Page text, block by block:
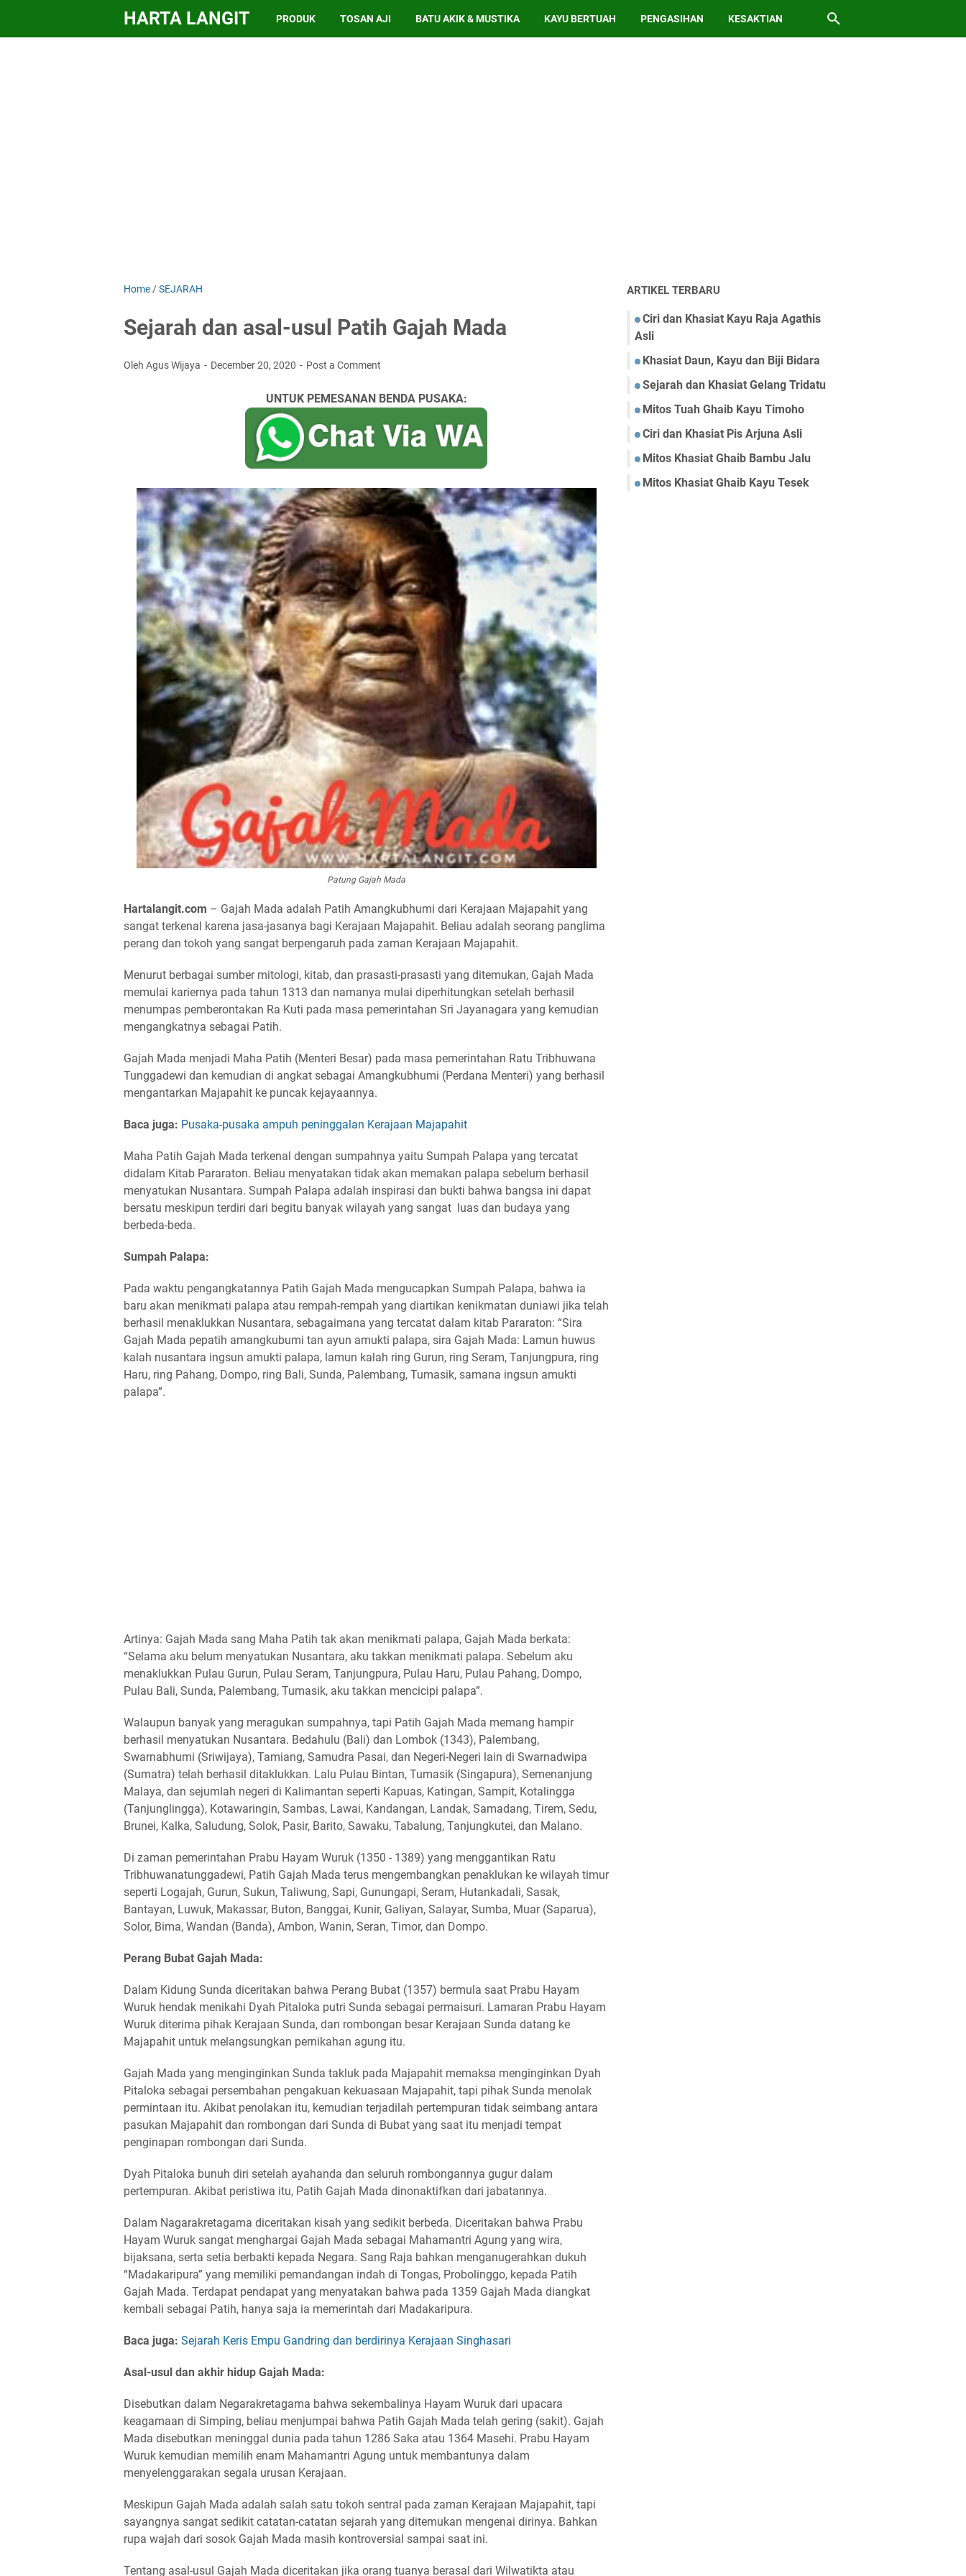
HARTA LANGIT PRODUK TOSAN AJI BATU AKIK & MUSTIKA KAYU BERTUAH PENGASIHAN KESAKTIAN
Home /SEJARAH
Sejarah dan asal-usul Patih Gajah Mada
Oleh Agus Wijaya December 20, 2020 Post a Comment
UNTUK PEMESANAN BENDA PUSAKA:
Patung Gajah Mada
Hartalangit.com – Gajah Mada adalah Patih Amangkubhumi dari Kerajaan Majapahit yang
sangat terkenal karena jasa-jasanya bagi Kerajaan Majapahit. Beliau adalah seorang panglima
perang dan tokoh yang sangat berpengaruh pada zaman Kerajaan Majapahit.
Menurut berbagai sumber mitologi, kitab, dan prasasti-prasasti yang ditemukan, Gajah Mada
memulai kariernya pada tahun 1313 dan namanya mulai diperhitungkan setelah berhasil
menumpas pemberontakan Ra Kuti pada masa pemerintahan Sri Jayanagara yang kemudian
mengangkatnya sebagai Patih.
Gajah Mada menjadi Maha Patih (Menteri Besar) pada masa pemerintahan Ratu Tribhuwana
Tunggadewi dan kemudian di angkat sebagai Amangkubhumi (Perdana Menteri) yang berhasil
mengantarkan Majapahit ke puncak kejayaannya.
Baca juga: Pusaka-pusaka ampuh peninggalan Kerajaan Majapahit
Maha Patih Gajah Mada terkenal dengan sumpahnya yaitu Sumpah Palapa yang tercatat
didalam Kitab Pararaton. Beliau menyatakan tidak akan memakan palapa sebelum berhasil
menyatukan Nusantara. Sumpah Palapa adalah inspirasi dan bukti bahwa bangsa ini dapat
bersatu meskipun terdiri dari begitu banyak wilayah yang sangat luas dan budaya yang
berbeda-beda.
Sumpah Palapa:
Pada waktu pengangkatannya Patih Gajah Mada mengucapkan Sumpah Palapa, bahwa ia
baru akan menikmati palapa atau rempah-rempah yang diartikan kenikmatan duniawi jika telah
berhasil menaklukkan Nusantara, sebagaimana yang tercatat dalam kitab Pararaton: “Sira
Gajah Mada pepatih amangkubumi tan ayun amukti palapa, sira Gajah Mada: Lamun huwus
kalah nusantara ingsun amukti palapa, lamun kalah ring Gurun, ring Seram, Tanjungpura, ring
Haru, ring Pahang, Dompo, ring Bali, Sunda, Palembang, Tumasik, samana ingsun amukti
palapa”.
Artinya: Gajah Mada sang Maha Patih tak akan menikmati palapa, Gajah Mada berkata:
“Selama aku belum menyatukan Nusantara, aku takkan menikmati palapa. Sebelum aku
menaklukkan Pulau Gurun, Pulau Seram, Tanjungpura, Pulau Haru, Pulau Pahang, Dompo,
Pulau Bali, Sunda, Palembang, Tumasik, aku takkan mencicipi palapa”.
Walaupun banyak yang meragukan sumpahnya, tapi Patih Gajah Mada memang hampir
berhasil menyatukan Nusantara. Bedahulu (Bali) dan Lombok (1343), Palembang,
Swarnabhumi (Sriwijaya), Tamiang, Samudra Pasai, dan Negeri-Negeri lain di Swarnadwipa
(Sumatra) telah berhasil ditaklukkan. Lalu Pulau Bintan, Tumasik (Singapura), Semenanjung
Malaya, dan sejumlah negeri di Kalimantan seperti Kapuas, Katingan, Sampit, Kotalingga
(Tanjunglingga), Kotawaringin, Sambas, Lawai, Kandangan, Landak, Samadang, Tirem, Sedu,
Brunei, Kalka, Saludung, Solok, Pasir, Barito, Sawaku, Tabalung, Tanjungkutei, dan Malano.
Di zaman pemerintahan Prabu Hayam Wuruk (1350 - 1389) yang menggantikan Ratu
Tribhuwanatunggadewi, Patih Gajah Mada terus mengembangkan penaklukan ke wilayah timur
seperti Logajah, Gurun, Sukun, Taliwung, Sapi, Gunungapi, Seram, Hutankadali, Sasak,
Bantayan, Luwuk, Makassar, Buton, Banggai, Kunir, Galiyan, Salayar, Sumba, Muar (Saparua),
Solor, Bima, Wandan (Banda), Ambon, Wanin, Seran, Timor, dan Dompo.
Perang Bubat Gajah Mada:
Dalam Kidung Sunda diceritakan bahwa Perang Bubat (1357) bermula saat Prabu Hayam
Wuruk hendak menikahi Dyah Pitaloka putri Sunda sebagai permaisuri. Lamaran Prabu Hayam
Wuruk diterima pihak Kerajaan Sunda, dan rombongan besar Kerajaan Sunda datang ke
Majapahit untuk melangsungkan pernikahan agung itu.
Gajah Mada yang menginginkan Sunda takluk pada Majapahit memaksa menginginkan Dyah
Pitaloka sebagai persembahan pengakuan kekuasaan Majapahit, tapi pihak Sunda menolak
permintaan itu. Akibat penolakan itu, kemudian terjadilah pertempuran tidak seimbang antara
pasukan Majapahit dan rombongan dari Sunda di Bubat yang saat itu menjadi tempat
penginapan rombongan dari Sunda.
Dyah Pitaloka bunuh diri setelah ayahanda dan seluruh rombongannya gugur dalam
pertempuran. Akibat peristiwa itu, Patih Gajah Mada dinonaktifkan dari jabatannya.
Dalam Nagarakretagama diceritakan kisah yang sedikit berbeda. Diceritakan bahwa Prabu
Hayam Wuruk sangat menghargai Gajah Mada sebagai Mahamantri Agung yang wira,
bijaksana, serta setia berbakti kepada Negara. Sang Raja bahkan menganugerahkan dukuh
“Madakaripura” yang memiliki pemandangan indah di Tongas, Probolinggo, kepada Patih
Gajah Mada. Terdapat pendapat yang menyatakan bahwa pada 1359 Gajah Mada diangkat
kembali sebagai Patih, hanya saja ia memerintah dari Madakaripura.
Baca juga: Sejarah Keris Empu Gandring dan berdirinya Kerajaan Singhasari
Asal-usul dan akhir hidup Gajah Mada:
Disebutkan dalam Negarakretagama bahwa sekembalinya Hayam Wuruk dari upacara
keagamaan di Simping, beliau menjumpai bahwa Patih Gajah Mada telah gering (sakit). Gajah
Mada disebutkan meninggal dunia pada tahun 1286 Saka atau 1364 Masehi. Prabu Hayam
Wuruk kemudian memilih enam Mahamantri Agung untuk membantunya dalam
menyelenggarakan segala urusan Kerajaan.
Meskipun Gajah Mada adalah salah satu tokoh sentral pada zaman Kerajaan Majapahit, tapi
sayangnya sangat sedikit catatan-catatan sejarah yang ditemukan mengenai dirinya. Bahkan
rupa wajah dari sosok Gajah Mada masih kontroversial sampai saat ini.
Tentang asal-usul Gajah Mada diceritakan jika orang tuanya berasal dari Wilwatikta atau
ARTIKEL TERBARU
Ciri dan Khasiat Kayu Raja Agathis
Asli
Khasiat Daun, Kayu dan Biji Bidara
Sejarah dan Khasiat Gelang Tridatu
Mitos Tuah Ghaib Kayu Timoho
Ciri dan Khasiat Pis Arjuna Asli
Mitos Khasiat Ghaib Bambu Jalu
Mitos Khasiat Ghaib Kayu Tesek